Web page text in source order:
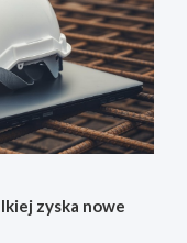
zyska nowe